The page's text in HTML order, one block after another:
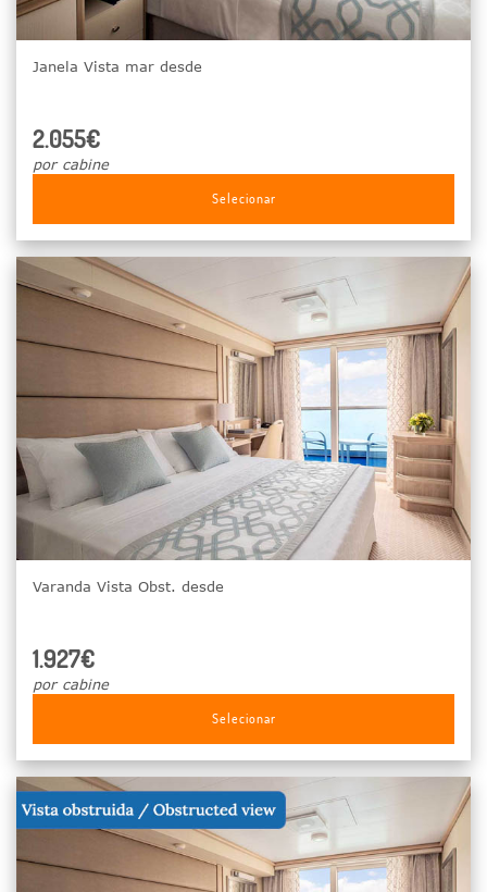
Janela Vista mar desde
2.055€
por cabine
Selecionar
Varanda Vista Obst. desde
1.927€
por cabine
Selecionar